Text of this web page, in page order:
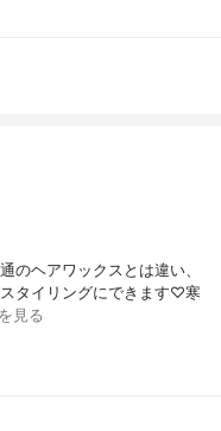
のヘアワックスとは違い、
タイリングにできます♡寒
見る